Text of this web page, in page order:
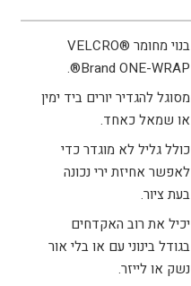
בנוי מחומר VELCRO®
Brand ONE-WRAP®.
מסוגל להגדיר יורים ביד ימין
או שמאל כאחד.
כולל גליל לא מוגדר כדי
לאפשר אחיזת ירי נכונה
בעת ציור.
יכיל את רוב האקדחים
בגודל בינוני עם או בלי אור
נשק או לייזר.